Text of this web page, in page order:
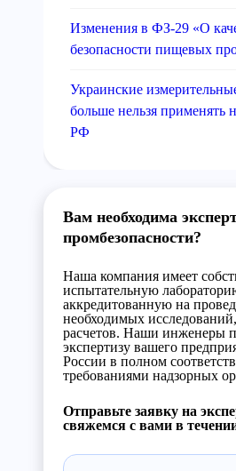
Изменения в ФЗ-29 «О
безопасности пищевых
Украинские
больше нельзя применять
РФ
Вам необходима
промбезопасности?
Наша компания имеет
испытательную
аккредитованную на
необходимых
расчетов. Наши инженеры
экспертизу вашего
России в полном
требованиями надзорных
Отправьте заявку на
свяжемся с вами в